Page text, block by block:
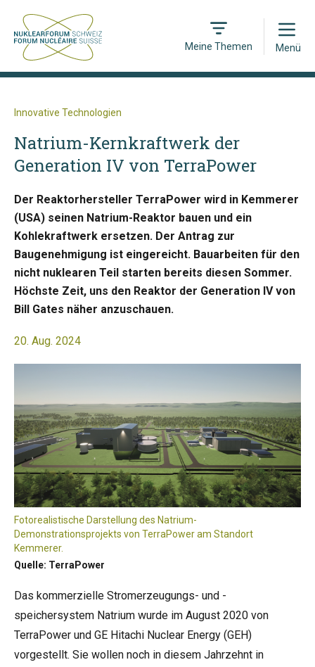
Meine Themen
Open
Menü
Innovative Technologien
Natrium-Kernkraftwerk der
Generation IV von TerraPower
Der Reaktorhersteller TerraPower wird in Kemmerer
(USA) seinen Natrium-Reaktor bauen und ein
Kohlekraftwerk ersetzen. Der Antrag zur
Baugenehmigung ist eingereicht. Bauarbeiten für den
nicht nuklearen Teil starten bereits diesen Sommer.
Höchste Zeit, uns den Reaktor der Generation IV von
Bill Gates näher anzuschauen.
20. Aug. 2024
Fotorealistische Darstellung des Natrium-
Demonstrationsprojekts von TerraPower am Standort
Kemmerer.
Quelle: TerraPower
Das kommerzielle Stromerzeugungs- und -
speichersystem Natrium wurde im August 2020 von
TerraPower und GE Hitachi Nuclear Energy (GEH)
vorgestellt. Sie wollen noch in diesem Jahrzehnt in